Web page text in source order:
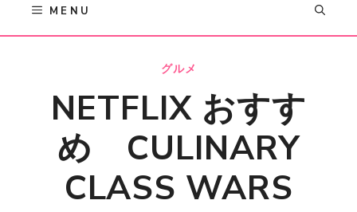
MENU
グルメ
NETFLIX おすす
め CULINARY
CLASS WARS